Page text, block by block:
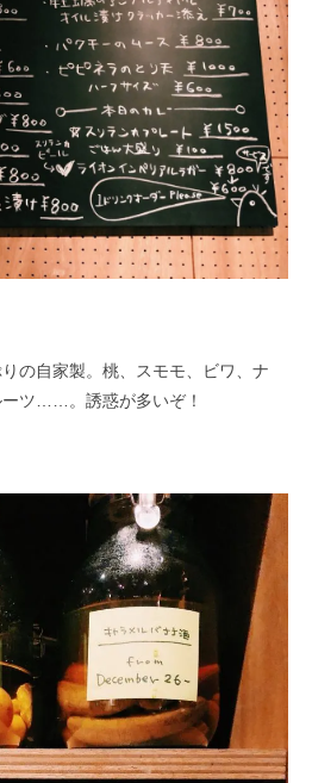
の自家製。桃、スモモ、ビワ、ナ
ツ……。誘惑が多いぞ！